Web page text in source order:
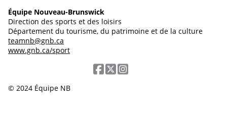
Équipe Nouveau-Brunswick
Direction des sports et des loisirs
Département du tourisme, du patrimoine et de la culture
teamnb@gnb.ca
www.gnb.ca/sport
© 2024 Équipe NB